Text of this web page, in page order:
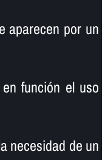
aparecen por un
función el uso
necesidad de un